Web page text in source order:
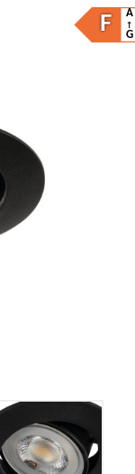
F A
G